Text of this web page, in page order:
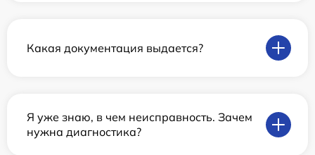
Какая документация выдается?
Я уже знаю, в чем неисправность. Зачем
нужна диагностика?